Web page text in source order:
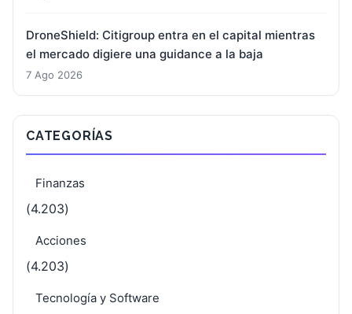
DroneShield: Citigroup entra en el capital mientras
el mercado digiere una guidance a la baja
7 Ago 2026
CATEGORÍAS
Finanzas
(4.203)
Acciones
(4.203)
Tecnología y Software